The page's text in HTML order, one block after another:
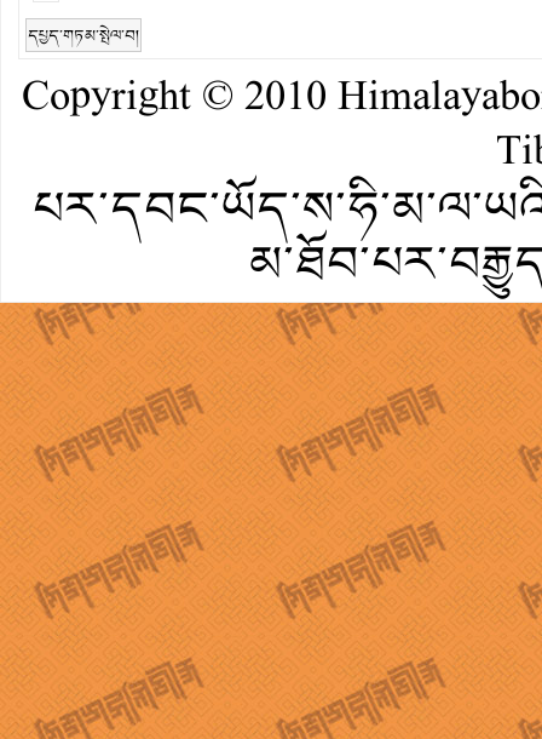
དཔྱད་གཏམ་སྤེལ་བ།
Copyright © 2010